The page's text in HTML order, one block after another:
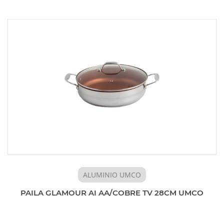
ALUMINIO UMCO
PAILA GLAMOUR AI AA/COBRE TV 28CM UMCO